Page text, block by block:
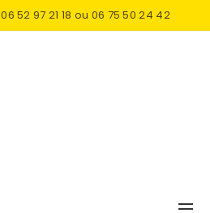
06 52 97 21 18 ou 06 75 50 24 42